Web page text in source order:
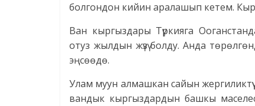
болгондон кийин аралашып кетем.
Ван кыргыздары Түркияга
отуз жылдын жүзү болду. Анда
эңсөөдө.
Улам муун алмашкан сайын
вандык кыргыздардын башкы